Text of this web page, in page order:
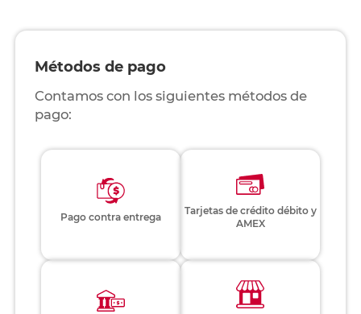
Métodos de pago
Contamos con los siguientes métodos de
pago:
Pago contra entrega
Tarjetas de crédito débito y
AMEX